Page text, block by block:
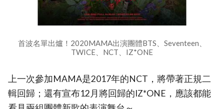
首波名單出爐！2020MAMA出演團體BTS、Seventeen、
TWICE、NCT、IZ*ONE
上一次參加MAMA是2017年的NCT，將帶著正規二
輯回歸；還有宣布12月將回歸的IZ*ONE，應該都能